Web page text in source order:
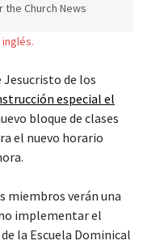
Church News
Jesucristo de los
especial el
bloque de clases
el nuevo horario
miembros verán una
implementar el
la Escuela Dominical